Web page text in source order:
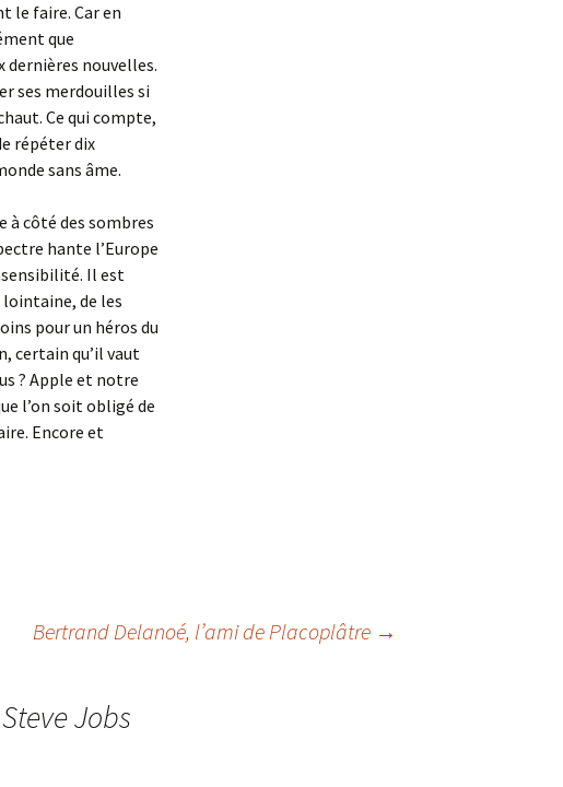
le faire. Car en
que
nouvelles.
ses merdouilles si
Ce qui compte,
répéter dix
sans âme.
à côté des sombres
hante l’Europe
Il est
de les
pour un héros du
certain qu’il vaut
? Apple et notre
l’on soit obligé de
Encore et
Bertrand Delanoé, l’ami de Placoplâtre →
Jobs